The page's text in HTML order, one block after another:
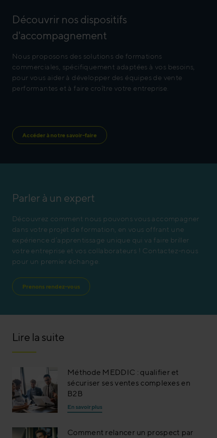
Découvrir nos dispositifs
d'accompagnement
Nous proposons des solutions de formations
commerciales, spécifiquement adaptées à vos besoins,
pour vous aider à développer des équipes de vente
performantes et à faire croître votre entreprise.
Accéder à notre savoir-faire
Parler à un expert
Découvrez comment nous pouvons vous accompagner
dans votre projet de formation, en vous offrant une
expérience d’apprentissage unique qui va faire briller
votre entreprise et vos collaborateurs ! Contactez-nous
pour un premier échange.
Prenons rendez-vous
Lire la suite
Méthode MEDDIC : qualifier et
sécuriser ses ventes complexes en
B2B
En savoir plus
Comment relancer un prospect par